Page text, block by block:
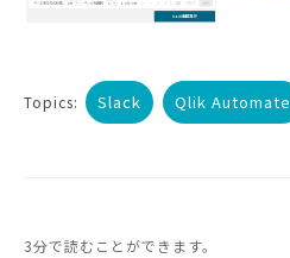
Topics: Slack Qlik Automate
3分で読むことができます。